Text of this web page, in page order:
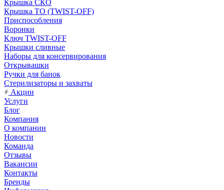
Крышка СКО
Крышка ТО (TWIST-OFF)
Приспособления
Воронки
Ключ TWIST-OFF
Крышки сливные
Наборы для консервирования
Открывашки
Ручки для банок
Стерилизаторы и захваты
Акции
Услуги
Блог
Компания
О компании
Новости
Команда
Отзывы
Вакансии
Контакты
Бренды